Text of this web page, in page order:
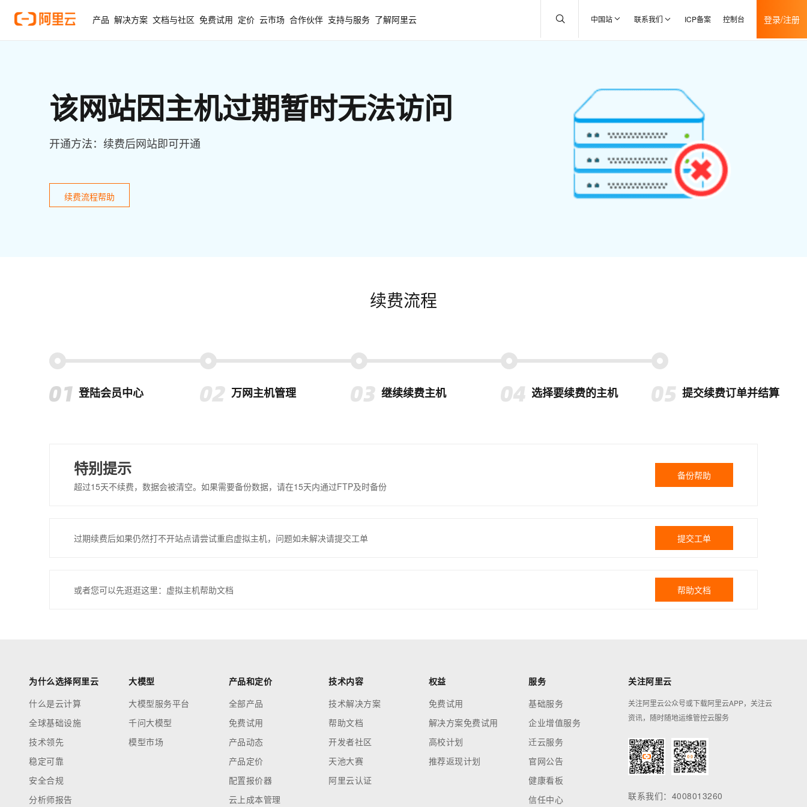
产品 解决方案 文档与社区 免费试用 定价 云市场 合作伙伴 支持与服务 了解阿里云 中国站 联系我们 ICP备案 控制台 登录/注册
该网站因主机过期暂时无法访问
开通方法：续费后网站即可开通
续费流程帮助
续费流程
登陆会员中心 万网主机管理 继续续费主机 选择要续费的主机 提交续费订单并结算
特别提示
超过15天不续费，数据会被清空。如果需要备份数据，请在15天内通过FTP及时备份
备份帮助
过期续费后如果仍然打不开站点请尝试重启虚拟主机，问题如未解决请提交工单 提交工单
或者您可以先逛逛这里：虚拟主机帮助文档 帮助文档